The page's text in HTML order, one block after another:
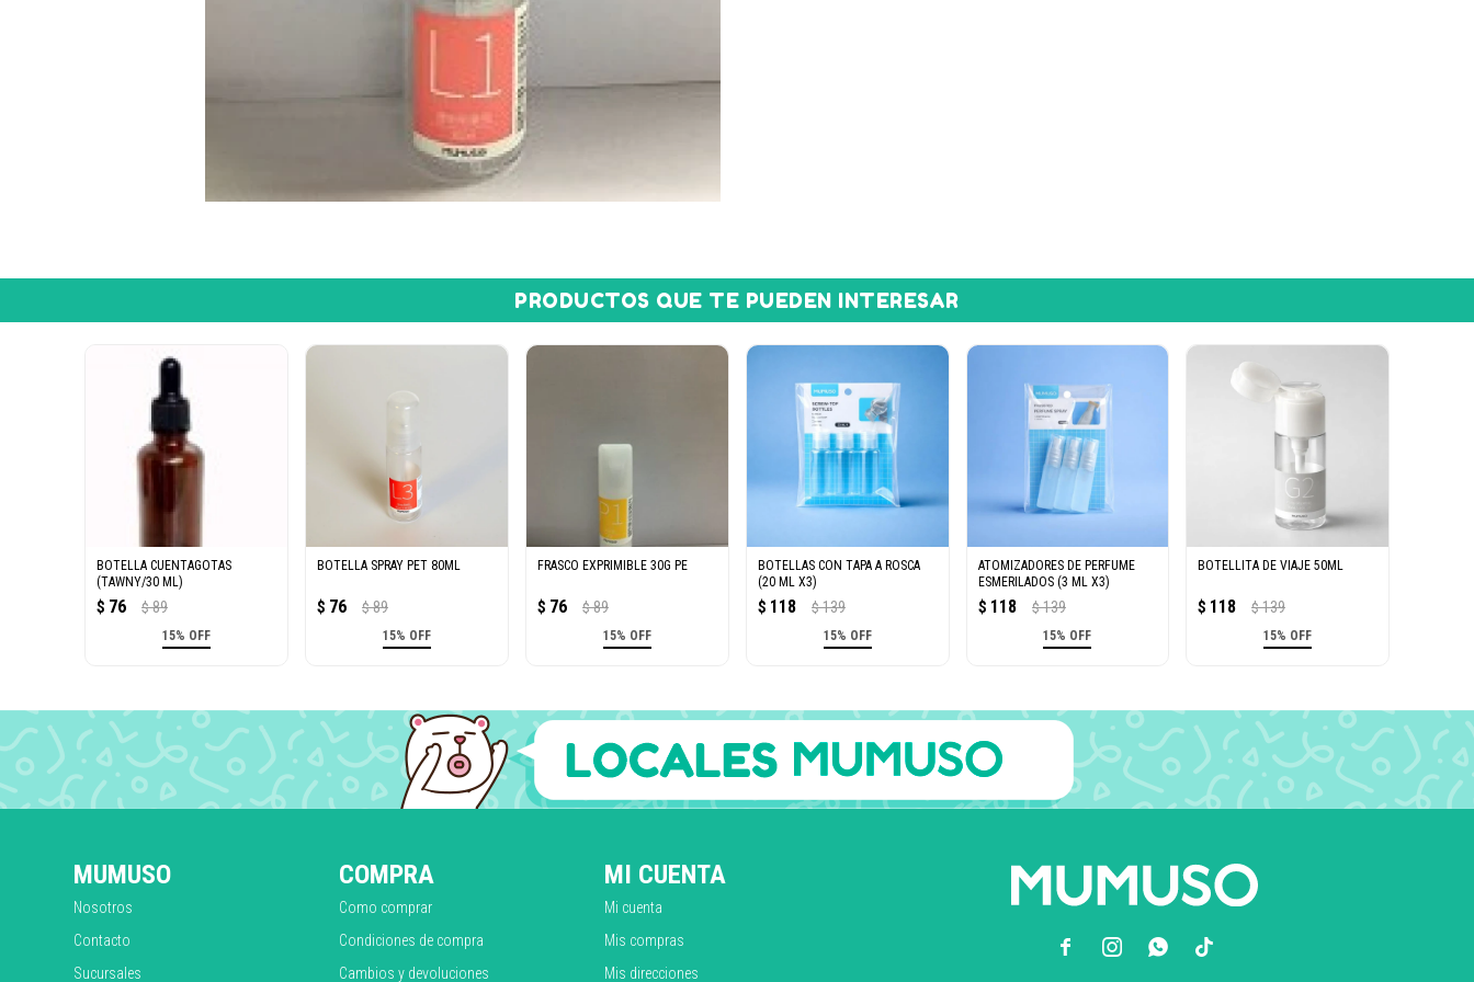
PRODUCTOS QUE TE PUEDEN INTERESAR
BOTELLA CUENTAGOTAS
(TAWNY/30 ML)
$ 76 $ 89
15% OFF
BOTELLA SPRAY PET 80ML
$ 76 $ 89
15% OFF
FRASCO EXPRIMIBLE 30G PE
$ 76 $ 89
15% OFF
BOTELLAS CON TAPA A ROSCA
(20 ML X3)
$ 118 $ 139
15% OFF
ATOMIZADORES DE PERFUME
ESMERILADOS (3 ML X3)
$ 118 $ 139
15% OFF
BOTELLITA DE VIAJE 50ML
$ 118 $ 139
15% OFF
MUMUSO
Nosotros
Contacto
Sucursales
COMPRA
Como comprar
Condiciones de compra
Cambios y devoluciones
MI CUENTA
Mi cuenta
Mis compras
Mis direcciones
  